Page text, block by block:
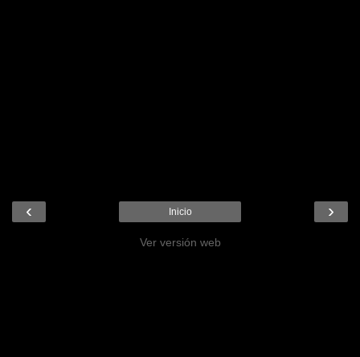
‹ ›
Inicio
Ver versión web